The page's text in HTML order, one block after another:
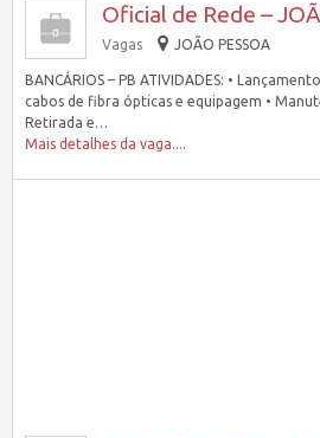
Oficial de Rede –
Vagas JOÃO PESSOA
BANCÁRIOS – PB ATIVIDADES: •
cabos de fibra ópticas e equipagem •
Retirada e…
Mais detalhes da vaga....